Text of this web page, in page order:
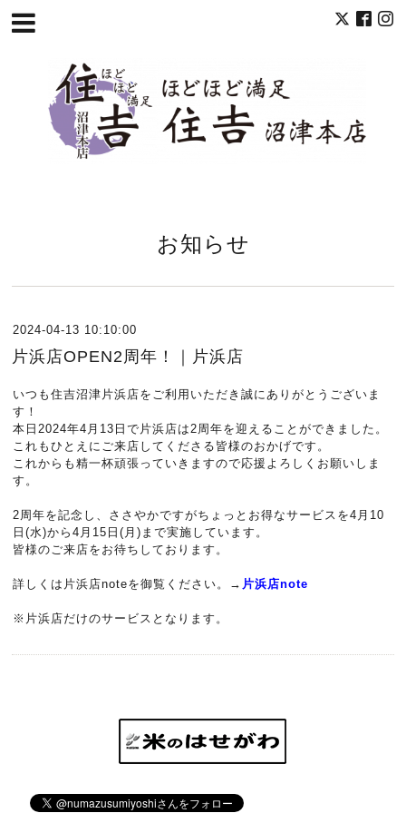
お知らせ
2024-04-13 10:10:00
片浜店OPEN2周年！｜片浜店
いつも住吉沼津片浜店をご利用いただき誠にありがとうございま
す！
本日2024年4月13日で片浜店は2周年を迎えることができました。
これもひとえにご来店してくださる皆様のおかげです。
これからも精一杯頑張っていきますので応援よろしくお願いしま
す。
2周年を記念し、ささやかですがちょっとお得なサービスを4月10
日(水)から4月15日(月)まで実施しています。
皆様のご来店をお待ちしております。
詳しくは片浜店noteを御覧ください。→ 片浜店note
※片浜店だけのサービスとなります。